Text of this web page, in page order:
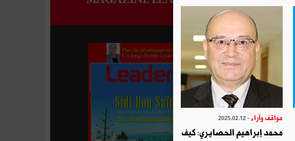
مواقف وآراء- 2025.02.12
محمد إبراهيم الحصايري: كيف